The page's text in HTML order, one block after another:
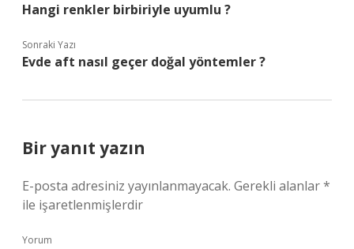
Hangi renkler birbiriyle uyumlu ?
Sonraki Yazı
Evde aft nasıl geçer doğal yöntemler ?
Bir yanıt yazın
E-posta adresiniz yayınlanmayacak. Gerekli alanlar*
ile işaretlenmişlerdir
Yorum